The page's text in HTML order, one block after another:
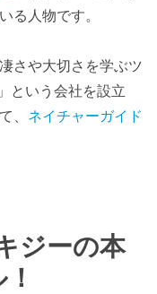
る人物です。
さや大切さを学ぶツ
」という会社を設立
、 ネイチャーガイド
ジーの本